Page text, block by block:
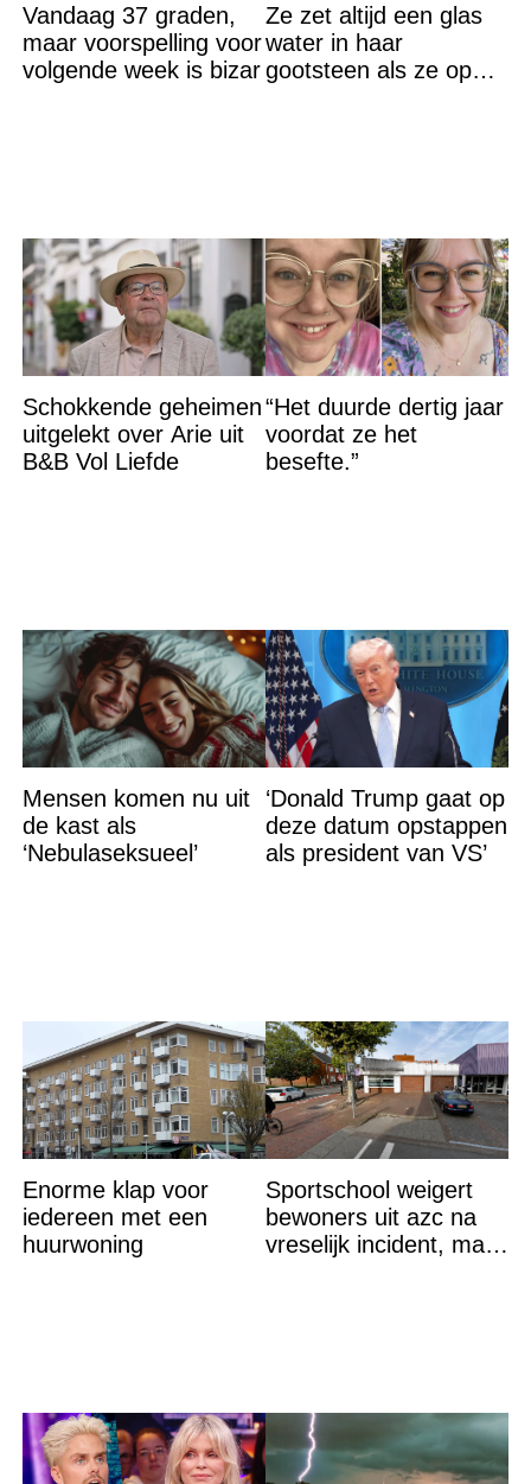
Vandaag 37 graden,
maar voorspelling voor
volgende week is bizar
Ze zet altijd een glas
water in haar
gootsteen als ze op
Schokkende geheimen
uitgelekt over Arie uit
B&B Vol Liefde
“Het duurde dertig jaar
voordat ze het
besefte.”
Mensen komen nu uit
de kast als
‘Nebulaseksueel’
‘Donald Trump gaat op
deze datum opstappen
als president van VS’
Enorme klap voor
iedereen met een
huurwoning
Sportschool weigert
bewoners uit azc na
vreselijk incident, maar